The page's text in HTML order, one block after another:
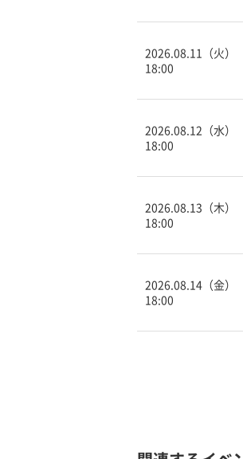
2026.08.11（火）
18:00
2026.08.12（水）
18:00
2026.08.13（木）
18:00
2026.08.14（金）
18:00